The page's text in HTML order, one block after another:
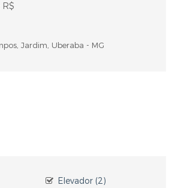
R$
Jardim, Uberaba - MG
Elevador (2)